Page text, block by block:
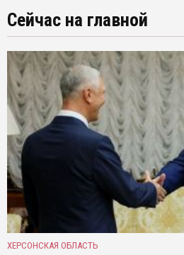
Сейчас на главной
ХЕРСОНСКАЯ ОБЛАСТЬ